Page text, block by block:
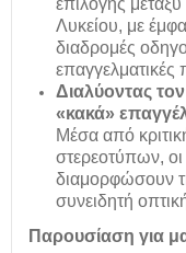
επιλογής
Λυκείου, με
διαδρομές
επαγγελματικές
Διαλύοντας
«κακά»
Μέσα από
στερεοτύπων,
διαμορφώσουν
συνειδητή
Παρουσίαση για